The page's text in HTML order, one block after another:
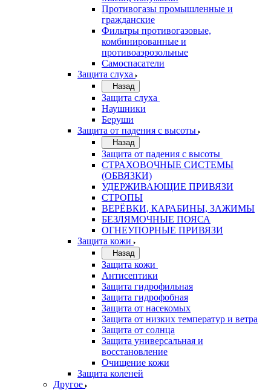
Противогазы промышленные и
гражданские
Фильтры противогазовые,
комбинированные и
противоаэрозольные
Самоспасатели
Защита слуха
Назад
Защита слуха
Наушники
Беруши
Защита от падения с высоты
Назад
Защита от падения с высоты
СТРАХОВОЧНЫЕ СИСТЕМЫ
(ОБВЯЗКИ)
УДЕРЖИВАЮЩИЕ ПРИВЯЗИ
СТРОПЫ
ВЕРЁВКИ, КАРАБИНЫ, ЗАЖИМЫ
БЕЗЛЯМОЧНЫЕ ПОЯСА
ОГНЕУПОРНЫЕ ПРИВЯЗИ
Защита кожи
Назад
Защита кожи
Антисептики
Защита гидрофильная
Защита гидрофобная
Защита от насекомых
Защита от низких температур и ветра
Защита от солнца
Защита универсальная и
восстановление
Очищение кожи
Защита коленей
Другое